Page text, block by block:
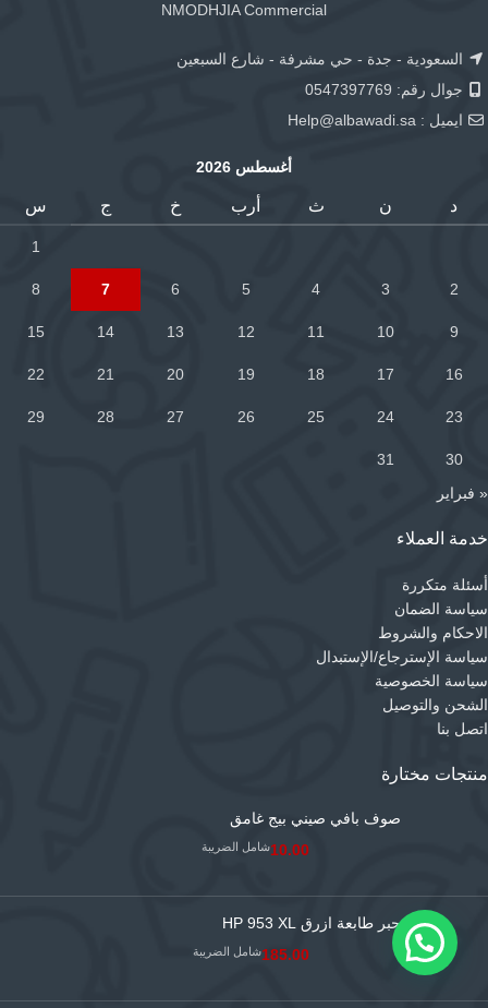
NMODHJIA Commercial
السعودية - جدة - حي مشرفة - شارع السبعين
جوال رقم: 0547397769
ايميل : Help@albawadi.sa
أغسطس 2026
د ن ث أرب خ ج س
1
2
3
4
5
6
7
8
9
10
11
12
13
14
15
16
17
18
19
20
21
22
23
24
25
26
27
28
29
30
31
« فبراير
خدمة العملاء
أسئلة متكررة
سياسة الضمان
الاحكام والشروط
سياسة الإسترجاع/الإستبدال
سياسة الخصوصية
الشحن والتوصيل
اتصل بنا
منتجات مختارة
صوف بافي صيني بيج غامق
10.00شامل الضريبة
حبر طابعة ازرق HP 953 XL
185.00شامل الضريبة